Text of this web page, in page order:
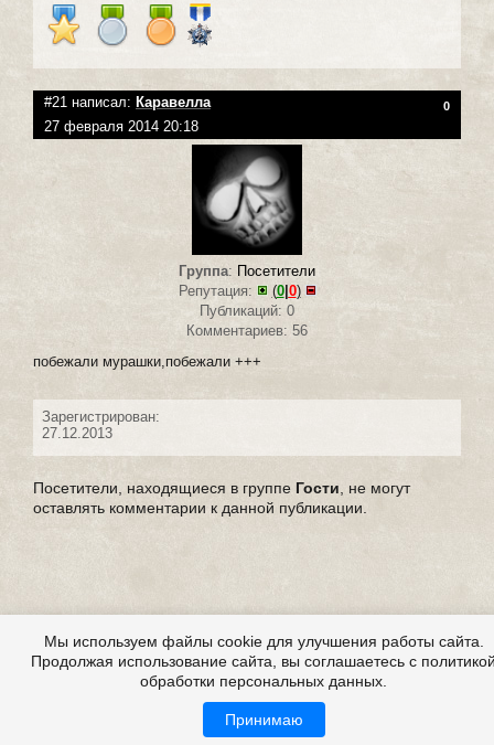
#21 написал: Каравелла 0
27 февраля 2014 20:18
Группа: Посетители
Репутация:
(0| 0)
Публикаций: 0
Комментариев: 56
побежали мурашки,побежали +++
Зарегистрирован:
27.12.2013
Посетители, находящиеся в группе Гости, не могут
оставлять комментарии к данной публикации.
Мы используем файлы cookie для улучшения работы сайта.
Продолжая использование сайта, вы соглашаетесь с
обработки персональных данных.
Принимаю